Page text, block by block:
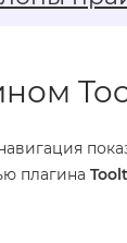
плагина